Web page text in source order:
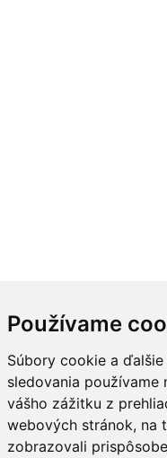
Používame
Súbory cookie a
sledovania používame
vášho zážitku z
webových stránok, na
zobrazovali